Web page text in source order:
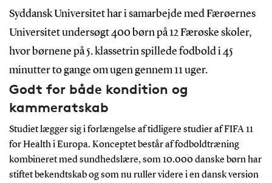
Syddansk Universitet har i samarbejde med Færøernes
Universitet undersøgt 400 børn på 12 Færøske skoler,
hvor børnene på 5. klassetrin spillede fodbold i 45
minutter to gange om ugen gennem 11 uger.
Godt for både kondition og
kammeratskab
Studiet lægger sig i forlængelse af tidligere studier af FIFA 11
for Health i Europa. Konceptet består af fodboldtræning
kombineret med sundhedslære, som 10.000 danske børn har
stiftet bekendtskab og som nu ruller videre i en dansk version